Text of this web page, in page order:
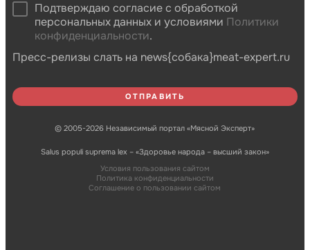
Подтверждаю согласие с обработкой
персональных данных и условиями Политики
конфиденциальности.
Пресс-релизы слать на news{собака}meat-expert.ru
© 2005-2026 Независимый портал «Мясной Эксперт»
Salus populi suprema lex – «Здоровье народа – высший закон»
Условия пользования сайтом
Политика конфиденциальности
Соглашение о пользовании сайтом